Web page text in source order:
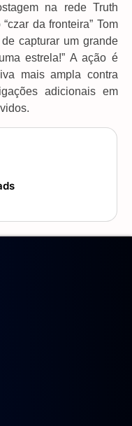
na rede Truth
da fronteira” Tom
capturar um grande
estrela!” A ação é
mais ampla contra
adicionais em